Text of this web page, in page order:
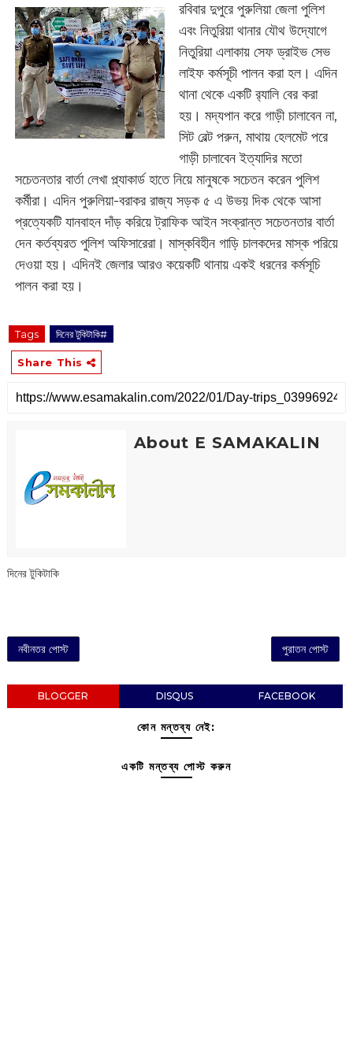
রবিবার দুপুরে পুরুলিয়া জেলা পুলিশ
এবং নিতুরিয়া থানার যৌথ উদ্যোগে
নিতুরিয়া এলাকায় সেফ ড্রাইভ সেভ
লাইফ কর্মসূচী পালন করা হল। এদিন
থানা থেকে একটি র‌্যালি বের করা
হয়। মদ্যপান করে গাড়ী চালাবেন না,
সিট বেল্ট পরুন, মাথায় হেলমেট পরে
গাড়ী চালাবেন ইত্যাদির মতো
সচেতনতার বার্তা লেখা প্ল্যাকার্ড হাতে নিয়ে মানুষকে সচেতন করেন পুলিশ
কর্মীরা। এদিন পুরুলিয়া-বরাকর রাজ্য সড়ক ৫ এ উভয় দিক থেকে আসা
প্রত্যেকটি যানবাহন দাঁড় করিয়ে ট্রাফিক আইন সংক্রান্ত সচেতনতার বার্তা
দেন কর্তব্যরত পুলিশ অফিসারেরা। মাস্কবিহীন গাড়ি চালকদের মাস্ক পরিয়ে
দেওয়া হয়। এদিনই জেলার আরও কয়েকটি থানায় একই ধরনের কর্মসূচি
পালন করা হয়।
Tags দিনের টুকিটাকি#
Share This
About E SAMAKALIN
দিনের টুকিটাকি
নবীনতর পোস্ট পুরাতন পোস্ট
BLOGGER DISQUS FACEBOOK
কোন মন্তব্য নেই:
একটি মন্তব্য পোস্ট করুন